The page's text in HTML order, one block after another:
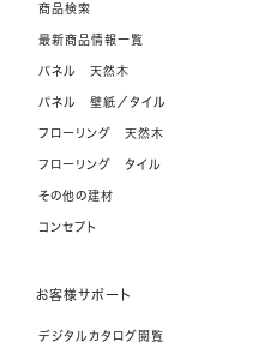
商品検索
最新商品情報一覧
パネル 天然木
パネル 壁紙／タイル
フローリング 天然木
フローリング タイル
その他の建材
コンセプト
お客様サポート
デジタルカタログ閲覧